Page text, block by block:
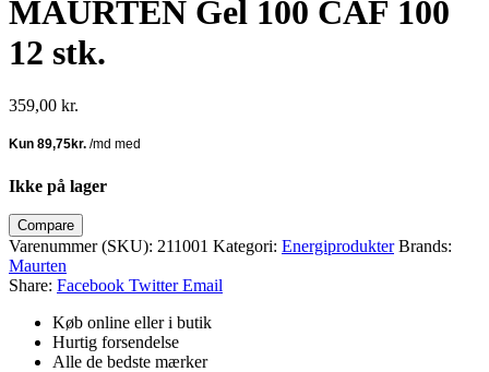
MAURTEN Gel 100 CAF 100
12 stk.
359,00 kr.
Ikke på lager
Compare
Varenummer (SKU): 211001 Kategori: Energiprodukter Brands:
Maurten
Share: Facebook Twitter Email
Køb online eller i butik
Hurtig forsendelse
Alle de bedste mærker